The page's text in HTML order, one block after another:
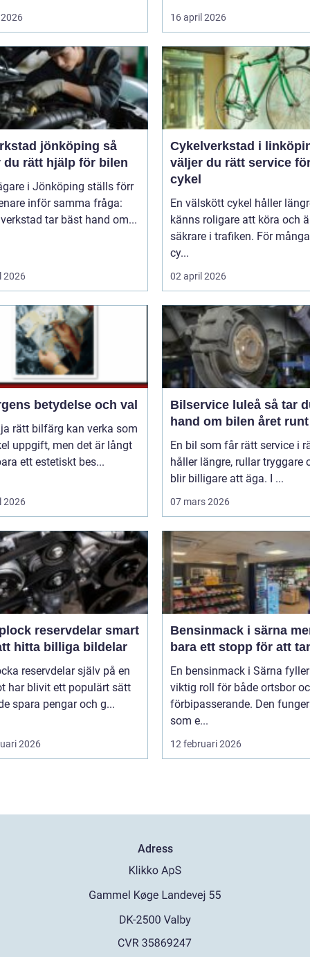
16 april 2026
jönköping så
du rätt hjälp för bilen
i Jönköping ställs förr
inför samma fråga:
tar bäst hand om...
2026
Cykelverkstad i linköping
väljer du rätt service
cykel
En välskött cykel håller
känns roligare att köra och
säkrare i trafiken. För
cy...
02 april 2026
betydelse och val
rätt bilfärg kan verka som
uppgift, men det är långt
ett estetiskt bes...
2026
Bilservice luleå så tar du
hand om bilen året runt
En bil som får rätt service i
håller längre, rullar tryggare
blir billigare att äga. I ...
07 mars 2026
reservdelar smart
hitta billiga bildelar
reservdelar själv på en
har blivit ett populärt sätt
spara pengar och g...
2026
Bensinmack i särna mer än
bara ett stopp för att
En bensinmack i Särna
viktig roll för både ortsbor
förbipasserande. Den
som e...
12 februari 2026
Adress